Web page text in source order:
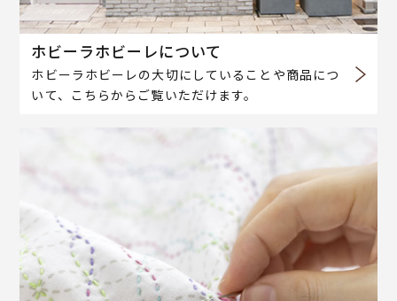
ホビーラホビーレについて
ホビーラホビーレの大切にしていることや商品につ
いて、こちらからご覧いただけます。